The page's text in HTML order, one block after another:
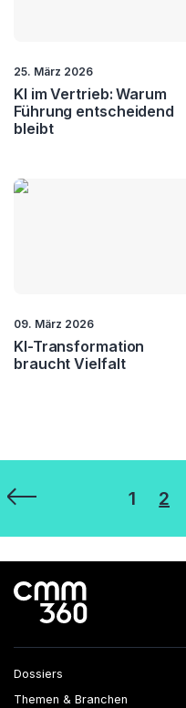
25. März 2026
KI im Vertrieb: Warum
Führung entscheidend
bleibt
09. März 2026
KI-Transformation
braucht Vielfalt
der
Beiträge
1 2
Dossiers
Themen & Branchen